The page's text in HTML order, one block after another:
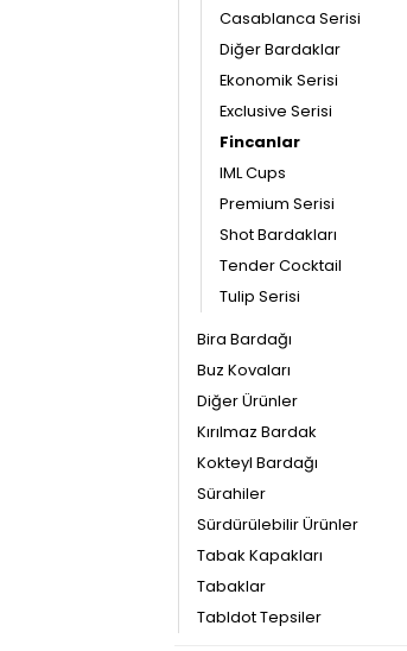
Casablanca Serisi
Diğer Bardaklar
Ekonomik Serisi
Exclusive Serisi
Fincanlar
IML Cups
Premium Serisi
Shot Bardakları
Tender Cocktail
Tulip Serisi
Bira Bardağı
Buz Kovaları
Diğer Ürünler
Kırılmaz Bardak
Kokteyl Bardağı
Sürahiler
Sürdürülebilir Ürünler
Tabak Kapakları
Tabaklar
Tabldot Tepsiler